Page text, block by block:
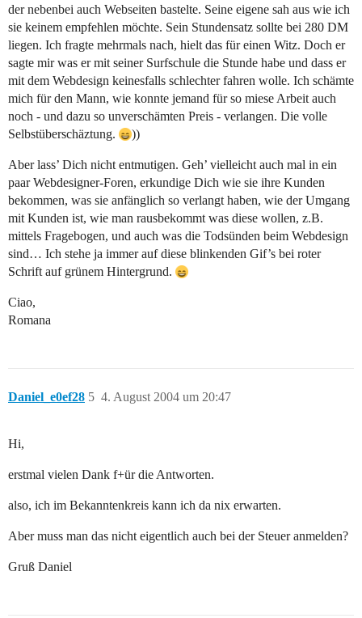
der nebenbei auch Webseiten bastelte. Seine eigene sah aus wie ich
sie keinem empfehlen möchte. Sein Stundensatz sollte bei 280 DM
liegen. Ich fragte mehrmals nach, hielt das für einen Witz. Doch er
sagte mir was er mit seiner Surfschule die Stunde habe und dass er
mit dem Webdesign keinesfalls schlechter fahren wolle. Ich schämte
mich für den Mann, wie konnte jemand für so miese Arbeit auch
noch - und dazu so unverschämten Preis - verlangen. Die volle
Selbstüberschäztung.
))
Aber lass’ Dich nicht entmutigen. Geh’ vielleicht auch mal in ein
paar Webdesigner-Foren, erkundige Dich wie sie ihre Kunden
bekommen, was sie anfänglich so verlangt haben, wie der Umgang
mit Kunden ist, wie man rausbekommt was diese wollen, z.B.
mittels Fragebogen, und auch was die Todsünden beim Webdesign
sind… Ich stehe ja immer auf diese blinkenden Gif’s bei roter
Schrift auf grünem Hintergrund.
Ciao,
Romana
Daniel_e0ef28 4. August 2004 um 20:47
5
Hi,
erstmal vielen Dank f+ür die Antworten.
also, ich im Bekanntenkreis kann ich da nix erwarten.
Aber muss man das nicht eigentlich auch bei der Steuer anmelden?
Gruß Daniel